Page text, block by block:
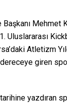
Mehmet
Uluslararası
Atletizm
dereceye giren
yazdıran